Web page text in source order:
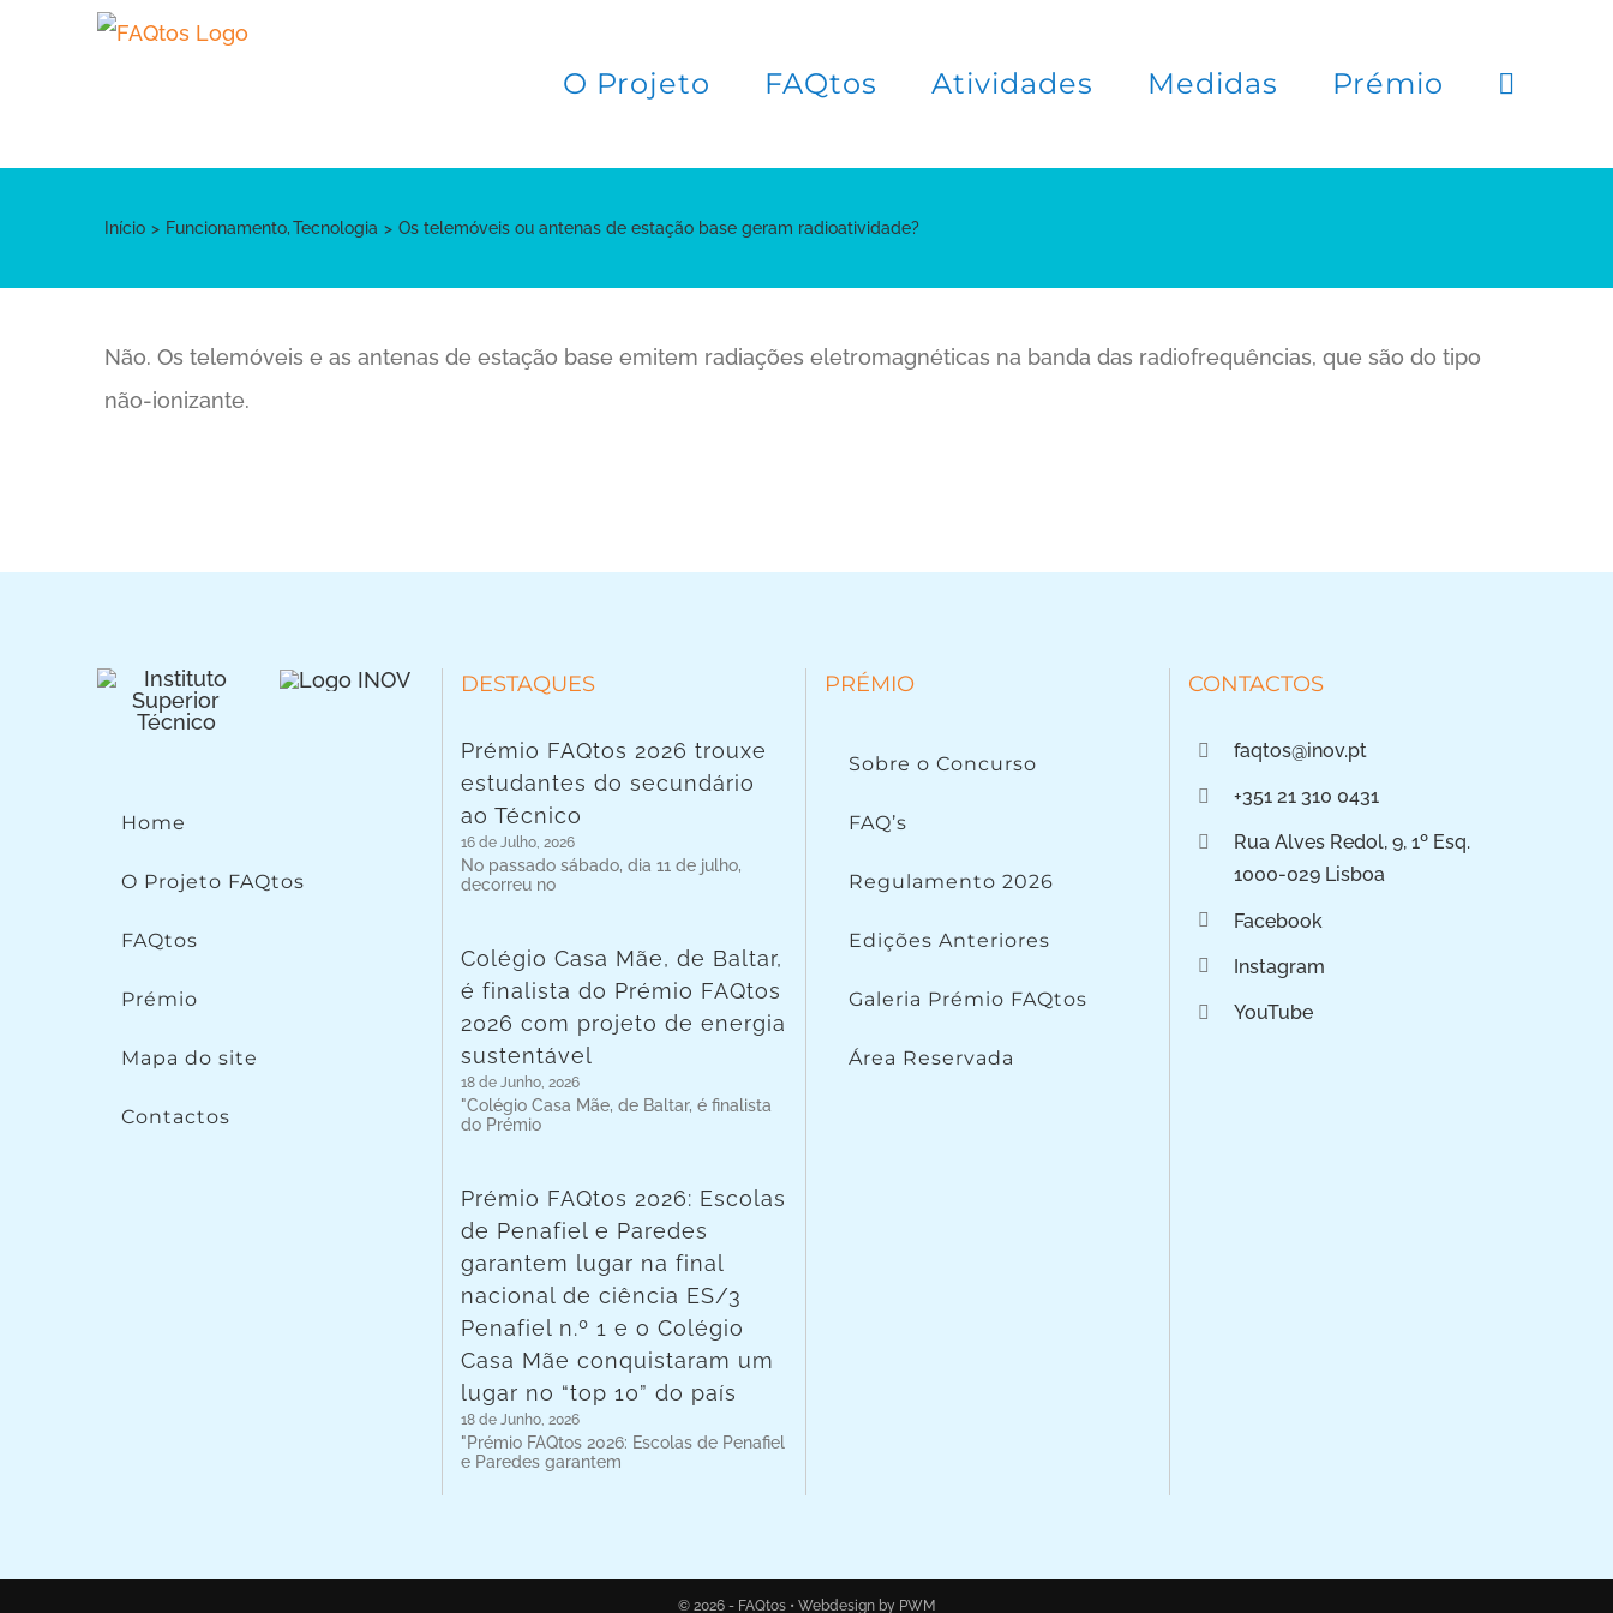
O Projeto FAQtos Atividades Medidas Prémio
Início Funcionamento Tecnologia Os telemóveis ou antenas de estação base geram radioatividade?
Não. Os telemóveis e as antenas de estação base emitem radiações eletromagnéticas na banda das radiofrequências, que são do tipo
não-ionizante.
Home
O Projeto FAQtos
FAQtos
Prémio
Mapa do site
Contactos
DESTAQUES
Prémio FAQtos 2026 trouxe
estudantes do secundário
ao Técnico
16 de Julho, 2026
No passado sábado, dia 11 de julho,
decorreu no
Colégio Casa Mãe, de Baltar,
é finalista do Prémio FAQtos
2026 com projeto de energia
sustentável
18 de Junho, 2026
"Colégio Casa Mãe, de Baltar, é finalista
do Prémio
Prémio FAQtos 2026: Escolas
de Penafiel e Paredes
garantem lugar na final
nacional de ciência ES/3
Penafiel n.º 1 e o Colégio
Casa Mãe conquistaram um
lugar no “top 10” do país
18 de Junho, 2026
"Prémio FAQtos 2026: Escolas de Penafiel
e Paredes garantem
PRÉMIO
Sobre o Concurso
FAQ’s
Regulamento 2026
Edições Anteriores
Galeria Prémio FAQtos
Área Reservada
CONTACTOS
faqtos@inov.pt
+351 21 310 0431
Rua Alves Redol, 9, 1º Esq.
1000-029 Lisboa
Facebook
Instagram
YouTube
© 2026 - FAQtos • Webdesign by PWM